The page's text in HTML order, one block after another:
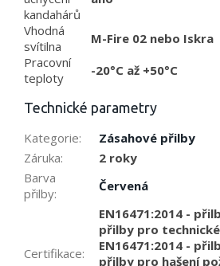
kandahárů
Vhodná
svítilna
M-Fire 02 nebo Iskra
Pracovní
teploty
-20°C až +50°C
Technické parametry
Kategorie:
Zásahové přilby
Záruka:
2 roky
Barva
přilby: Červená
Certifikace:
EN16471:2014 -
přilby pro
EN16471:2014 -
přilby pro hašení